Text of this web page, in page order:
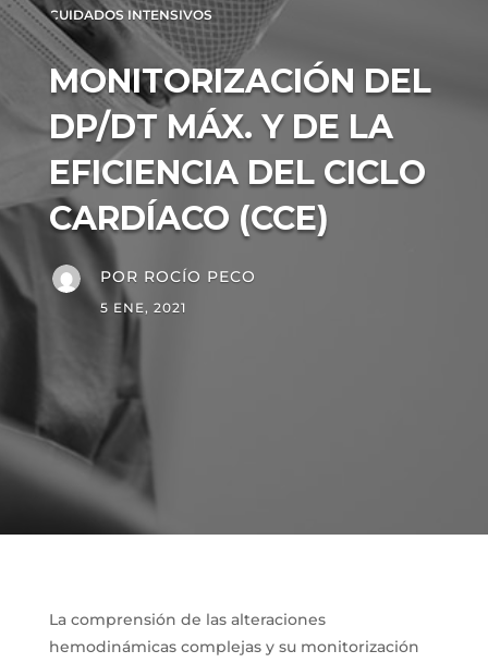
CUIDADOS INTENSIVOS
MONITORIZACIÓN DEL
DP/DT MÁX. Y DE LA
EFICIENCIA DEL CICLO
CARDÍACO (CCE)
POR ROCÍO PECO
5 ENE, 2021
La comprensión de las alteraciones
hemodinámicas complejas y su monitorización